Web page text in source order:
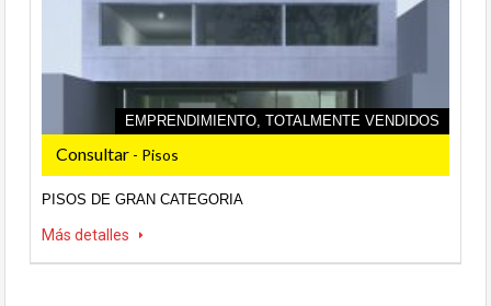
EMPRENDIMIENTO, TOTALMENTE VENDIDOS
Consultar - Pisos
PISOS DE GRAN CATEGORIA
Más detalles